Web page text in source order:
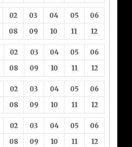
02 03 04 05
06
08 09 10 11 12
02 03 04 05
06
08 09 10 11 12
02 03 04 05
06
08 09 10 11 12
02 03 04 05
06
08 09 10 11 12